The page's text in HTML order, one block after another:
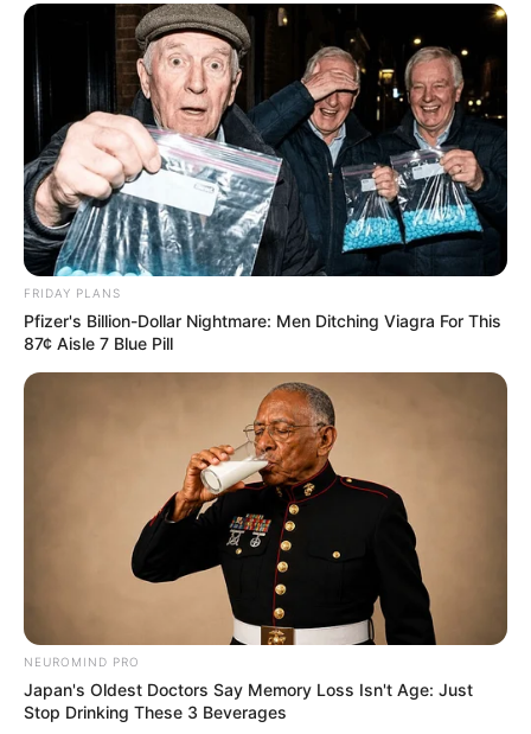
how to get love
เขารักอิสระสุดๆ ไม่ยอมผูกมัดตัวเองไว้กับใครง่ายๆ หรอก
นะ แต่ถ้าเขาเกิดรักใครแล้วล่ะก็ รับประกันได้เลยว่า รัก
เดียวใจเดียวแน่นอน เพราะฉะนั้นสาวขี้หึงและจอมงอแง
จึงไม่อยู่ในสายตาของเขา ถ้าอยากกุมหัวใจเขาให้ได้ ต้อง
ทำตัวให้เป็นสาวมั่นไม่ธรรมดาซะก่อน คือดาวเด่นที่ดูแล
ตัวเอง รับรองสยบเขาได้แน่นอน
หนุ่มวันจันทร์
โอ๊ะ โอ เราเจอหนุ่มช่างฝันตัวจริงซะแล้ว ก็หนุ่มวันจัน
ทร์น่ะ เขาทั้งอ่อนหวานน่ารัก แล้วก็เป็นคนติดบ้านยิ่งกว่า
ใคร แถมเรียบร้อย สุภาพ และรักสันโดษอีกต่างหาก เขา
ชอบแต่งบ้านและรักต้นไม้เป็นพิเศษ แล้วยังเป็นหนอน
how to get love
หนุ่มวันจันทร์ขอบายสาวเจ้าชู้เป็นอันดับแรก ส่วนหนึ่ง
เพราะเขาขี้หึงไม่แพ้ใคร ดังนั้นสาวที่เขาจะชอบ ต้องเป็น
สาวที่มีความรู้สึกมั่นคง มองโลกในแง่ดี ไม่ก้าวร้าว และที่
สำคัญที่สุด ต้องเข้ากับที่บ้านของเขาได้ โดยเฉพาะกับคุณ
แม่ของเขานั่นล่ะ
FRIDAY PLANS
Pfizer's Billion-Dollar Nightmare: Men Ditching Viagra For This
87¢ Aisle 7 Blue Pill
NEUROMIND PRO
Japan's Oldest Doctors Say Memory Loss Isn't Age: Just
Stop Drinking These 3 Beverages